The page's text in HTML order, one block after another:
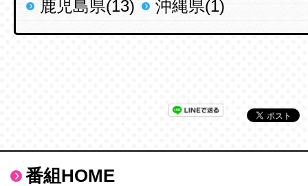
鹿児島県(13) 沖縄県(1)
番組HOME